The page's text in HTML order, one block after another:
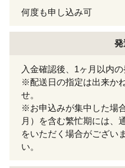
何度も申し込み可
発
入金確認後、1ヶ月以内の
※配送日の指定は出来か
せ。
※お申込みが集中した場
月）を含む繁忙期には、
をいただく場合がござい
い。